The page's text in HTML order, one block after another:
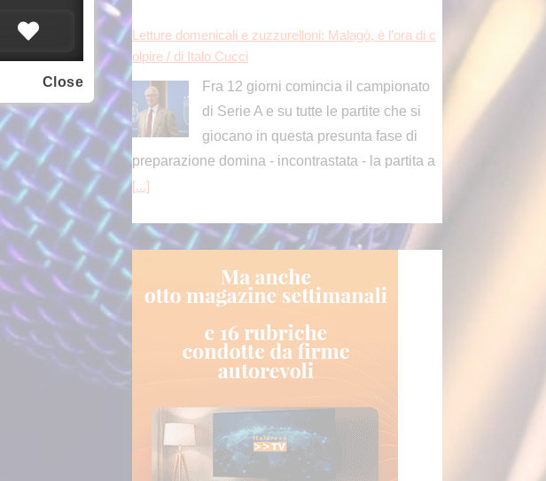
Letture domenicali e zuzzurelloni: Malagò, è l’ora di c
olpire / di Italo Cucci
Fra 12 giorni comincia il campionato
di Serie A e su tutte le partite che si
giocano in questa presunta fase di
preparazione domina - incontrastata - la partita a
[...]
Close